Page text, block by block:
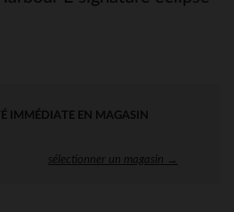
IMMÉDIATE EN MAGASIN
sélectionner un magasin →